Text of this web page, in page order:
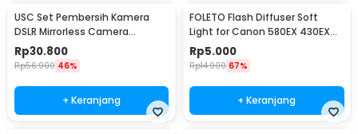
USC Set Pembersih Kamera
DSLR Mirrorless Camera
Cleaning Kit - W346
Rp30.800
Rp56.900 46%
+ Keranjang
FOLETO Flash Diffuser Soft
Light for Canon 580EX 430EX
Nikon SB-800
Rp5.000
Rp14.900 67%
+ Keranjang